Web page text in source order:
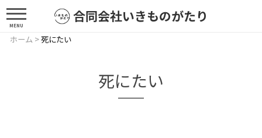
合同会社いきものがたり
MENU
ホーム >死にたい
死にたい